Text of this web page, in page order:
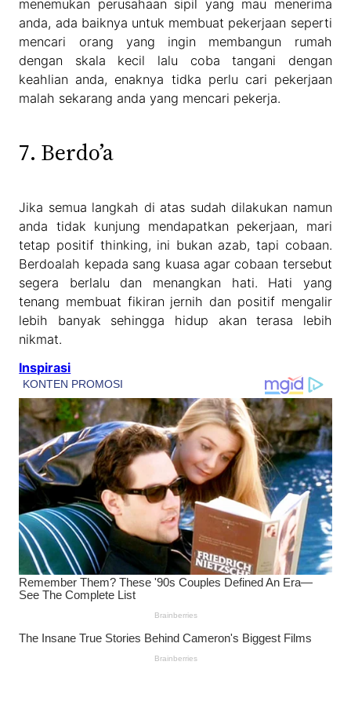
menemukan perusahaan sipil yang mau menerima
anda, ada baiknya untuk membuat pekerjaan seperti
mencari orang yang ingin membangun rumah
dengan skala kecil lalu coba tangani dengan
keahlian anda, enaknya tidka perlu cari pekerjaan
malah sekarang anda yang mencari pekerja.
7. Berdo’a
Jika semua langkah di atas sudah dilakukan namun
anda tidak kunjung mendapatkan pekerjaan, mari
tetap positif thinking, ini bukan azab, tapi cobaan.
Berdoalah kepada sang kuasa agar cobaan tersebut
segera berlalu dan menangkan hati. Hati yang
tenang membuat fikiran jernih dan positif mengalir
lebih banyak sehingga hidup akan terasa lebih
nikmat.
Inspirasi